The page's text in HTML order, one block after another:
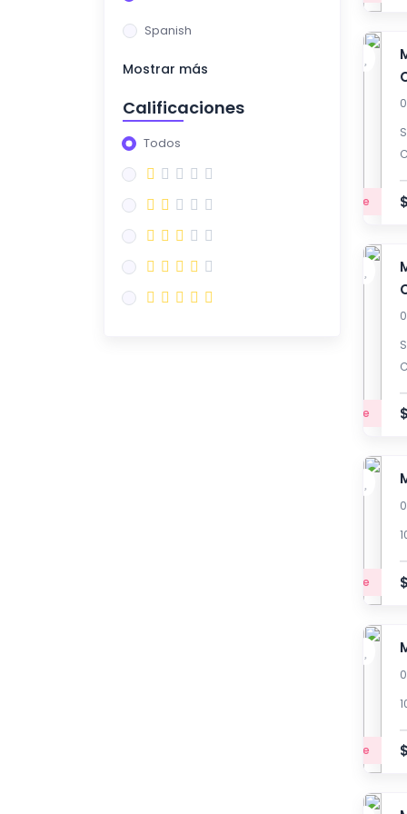
REUBICACION SALARIAL
DOCENTE ORIENTADOR
DIRECTIVO
COORDINADOR
DIRECTIVO RECTOR
COMPETENCIAS Y
SIMULACROS DOCENTE
MODULOS
Spanish
Mostrar más
Calificaciones
Todos
Principiante
0
Principiante
0
Principiante
0
Principiante
0